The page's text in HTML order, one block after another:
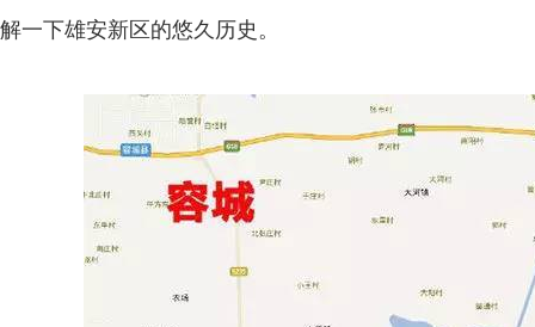
解一下雄安新区的悠久历史。